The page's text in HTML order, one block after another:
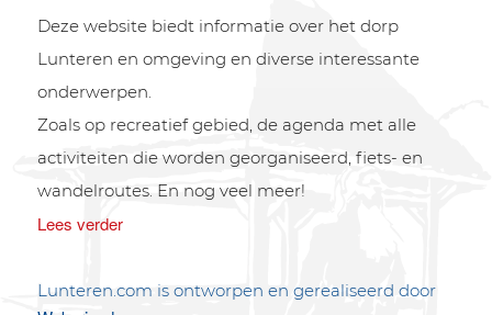
Deze website biedt informatie over het dorp
Lunteren en omgeving en diverse interessante
onderwerpen.
Zoals op recreatief gebied, de agenda met alle
activiteiten die worden georganiseerd, fiets- en
wandelroutes. En nog veel meer!
Lees verder
Lunteren.com is ontworpen en gerealiseerd door